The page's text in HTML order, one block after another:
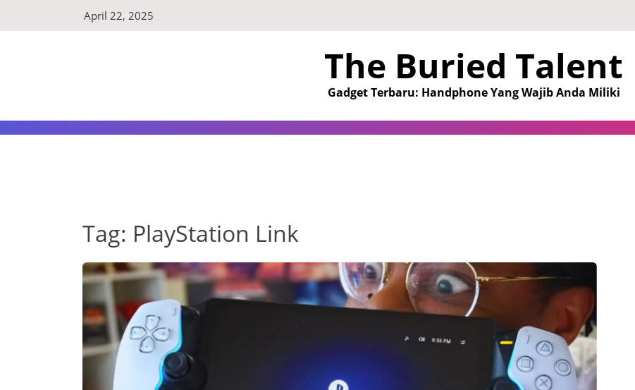
April 22, 2025
The Buried Talent
Gadget Terbaru: Handphone Yang Wajib Anda Miliki
Tag: PlayStation Link